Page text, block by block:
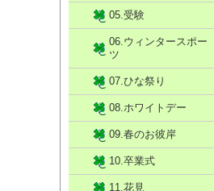
05.受験
06.ウィンタースポー
ツ
07.ひな祭り
08.ホワイトデー
09.春のお彼岸
10.卒業式
11.花見